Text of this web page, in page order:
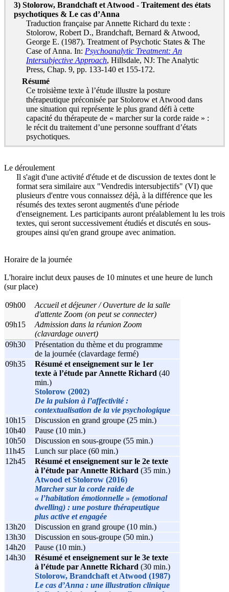
3) Stolorow, Brandchaft et Atwood - Traitement des états
psychotiques & Le cas d’Anna
Traduction française par Annette Richard du texte :
Stolorow, Robert D., Brandchaft, Bernard & Atwood,
George E. (1987). Treatment of Psychotic States & The
Case of Anna. In: Psychoanalytic Treatment: An
Intersubjective Approach, Hillsdale, NJ: The Analytic
Press, Chap. 9, pp. 133-140 et 155-172.
Résumé
Ce troisième texte à l’étude illustre la posture
thérapeutique préconisée par Stolorow et Atwood dans
une situation qui représente le plus grand défi à cette
capacité du thérapeute de « marcher sur la corde raide » :
le récit du traitement d’une personne souffrant d’états
psychotiques.
Le déroulement
Il s'agit d'une activité d'étude et de discussion de textes dont le
format sera similaire aux "Vendredis intersubjectifs" (VI) que
plusieurs d'entre vous connaissez déjà, à la différence que les
résumés des textes seront augmentés d'une période
d'enseignement. Les participants auront préalablement lu les trois
textes, qui seront successivement étudiés et discutés en sous-
groupes ainsi qu'en grand groupe avec animation.
Horaire de la journée
L'horaire inclut deux pauses de 10 minutes et une heure de lunch
(sur place)
09h00
Accueil et déjeuner / Ouverture de la salle
d'attente Zoom (on peut se connecter)
09h15
Admission dans la réunion Zoom
(clavardage ouvert)
09h30
Présentation du thème et du programme
de la journée (clavardage fermé)
09h35
Résumé et enseignement sur le 1er
texte à l’étude par Annette Richard (40
min.)
Stolorow (2002)
De la pulsion à l’affectivité :
contextualisation de la vie psychologique
10h15
Discussion en grand groupe (25 min.)
10h40
Pause (10 min.)
10h50
Discussion en sous-groupe (55 min.)
11h45
Lunch sur place (60 min.)
12h45
Résumé et enseignement sur le 2e texte
à l’étude par Annette Richard (35 min.)
Atwood et Stolorow (2016)
Marcher sur la corde raide de
« l’habitation émotionnelle » (emotional
dwelling) : une posture thérapeutique
plus active et engagée
13h20
Discussion en grand groupe (10 min.)
13h30
Discussion en sous-groupe (50 min.)
14h20
Pause (10 min.)
14h30
Résumé et enseignement sur le 3e texte
à l’étude par Annette Richard (30 min.)
Stolorow, Brandchaft et Atwood (1987)
Le cas d’Anna : une illustration clinique